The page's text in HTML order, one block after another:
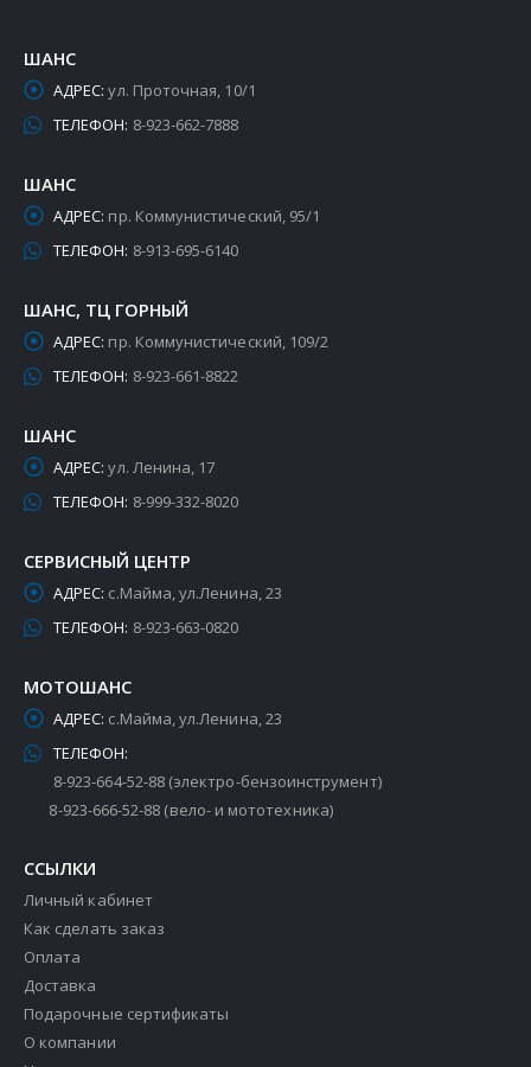
ШАНС
АДРЕС: ул. Проточная, 10/1
ТЕЛЕФОН: 8-923-662-7888
ШАНС
АДРЕС: пр. Коммунистический, 95/1
ТЕЛЕФОН: 8-913-695-6140
ШАНС, ТЦ ГОРНЫЙ
АДРЕС: пр. Коммунистический, 109/2
ТЕЛЕФОН: 8-923-661-8822
ШАНС
АДРЕС: ул. Ленина, 17
ТЕЛЕФОН: 8-999-332-8020
СЕРВИСНЫЙ ЦЕНТР
АДРЕС: с.Майма, ул.Ленина, 23
ТЕЛЕФОН: 8-923-663-0820
МОТОШАНС
АДРЕС: с.Майма, ул.Ленина, 23
ТЕЛЕФОН:
8-923-664-52-88 (электро-бензоинструмент)
8-923-666-52-88 (вело- и мототехника)
ССЫЛКИ
Личный кабинет
Как сделать заказ
Оплата
Доставка
Подарочные сертификаты
О компании